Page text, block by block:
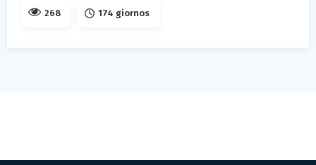
268 174 giornos